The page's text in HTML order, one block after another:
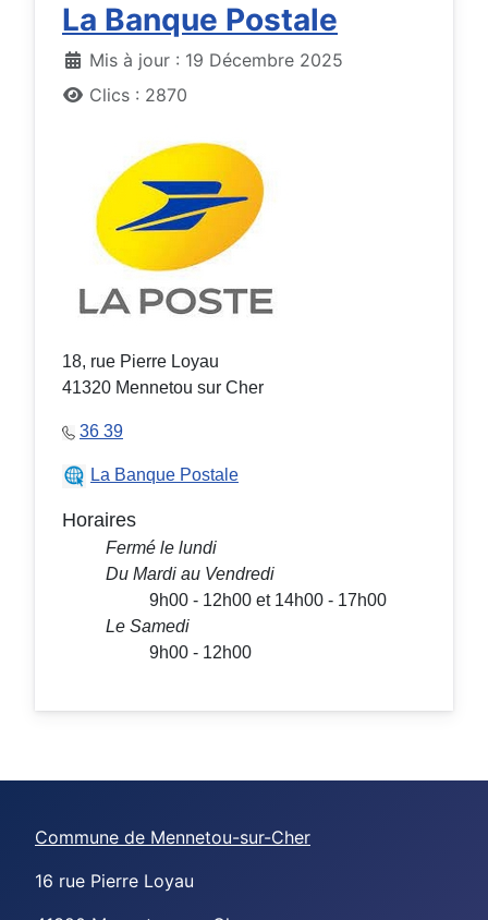
La Banque Postale
DétailsMis à jour : 19 Décembre 2025
Clics : 2870
18, rue Pierre Loyau
41320 Mennetou sur Cher
36 39
La Banque Postale
Horaires
Fermé le lundi
Du Mardi au Vendredi
9h00 - 12h00 et 14h00 - 17h00
Le Samedi
9h00 - 12h00
Commune de Mennetou-sur-Cher
16 rue Pierre Loyau